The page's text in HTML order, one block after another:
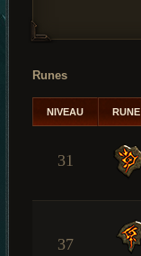
Runes
NIVEAU RUNE
31
37